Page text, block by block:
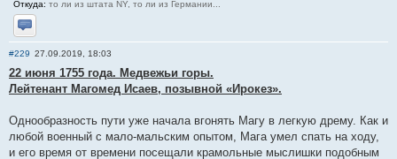
Откуда: то ли из штата NY, то ли из Германии...
Отправить личное сообщение
#229 27.09.2019, 18:03
22 июня 1755 года. Медвежьи горы.
Лейтенант Магомед Исаев, позывной «Ирокез».
Однообразность пути уже начала вгонять Магу в легкую дрему. Как и
любой военный с мало-мальским опытом, Мага умел спать на ходу,
и его время от времени посещали крамольные мыслишки подобным